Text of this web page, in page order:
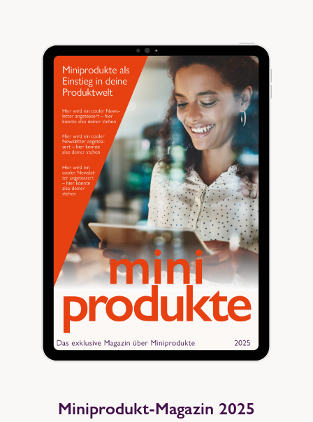
Miniprodukt-Magazin 2025